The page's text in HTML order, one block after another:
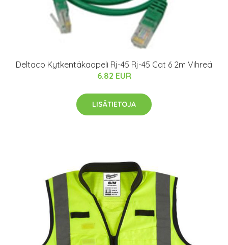
Deltaco Kytkentäkaapeli Rj-45 Rj-45 Cat 6 2m Vihreä
6.82 EUR
LISÄTIETOJA